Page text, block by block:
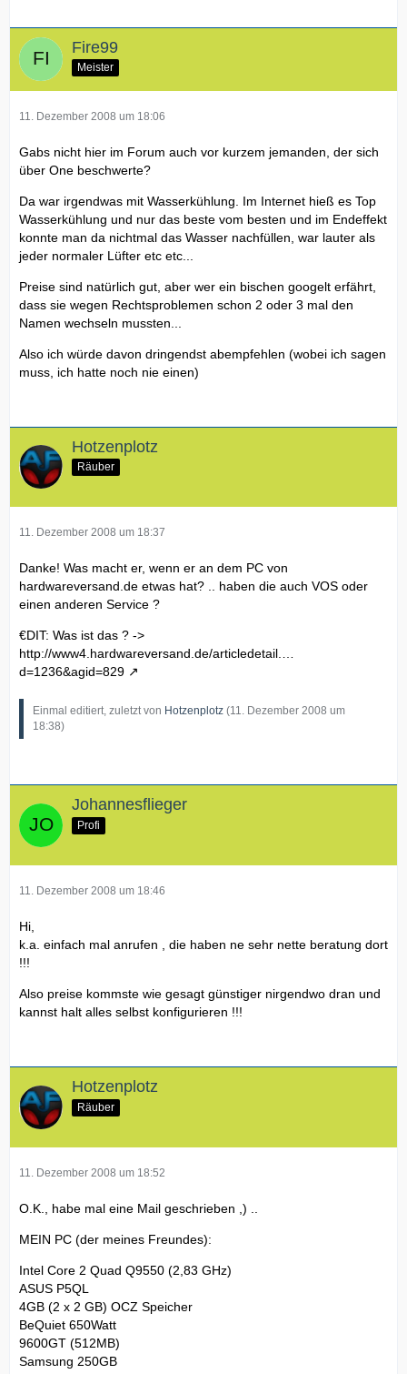
Fire99
Meister
11. Dezember 2008 um 18:06
Gabs nicht hier im Forum auch vor kurzem jemanden, der sich
über One beschwerte?
Da war irgendwas mit Wasserkühlung. Im Internet hieß es Top
Wasserkühlung und nur das beste vom besten und im Endeffekt
konnte man da nichtmal das Wasser nachfüllen, war lauter als
jeder normaler Lüfter etc etc...
Preise sind natürlich gut, aber wer ein bischen googelt erfährt,
dass sie wegen Rechtsproblemen schon 2 oder 3 mal den
Namen wechseln mussten...
Also ich würde davon dringendst abempfehlen (wobei ich sagen
muss, ich hatte noch nie einen)
Hotzenplotz
Räuber
11. Dezember 2008 um 18:37
Danke! Was macht er, wenn er an dem PC von
hardwareversand.de etwas hat? .. haben die auch VOS oder
einen anderen Service ?
€DIT: Was ist das ? ->
http://www4.hardwareversand.de/articledetail.…
d=1236&agid=829
Einmal editiert, zuletzt von Hotzenplotz (11. Dezember 2008 um
18:38)
Johannesflieger
Profi
11. Dezember 2008 um 18:46
Hi,
k.a. einfach mal anrufen , die haben ne sehr nette beratung dort
!!!
Also preise kommste wie gesagt günstiger nirgendwo dran und
kannst halt alles selbst konfigurieren !!!
Hotzenplotz
Räuber
11. Dezember 2008 um 18:52
O.K., habe mal eine Mail geschrieben ,) ..
MEIN PC (der meines Freundes):
Intel Core 2 Quad Q9550 (2,83 GHz)
ASUS P5QL
4GB (2 x 2 GB) OCZ Speicher
BeQuiet 650Watt
9600GT (512MB)
Samsung 250GB